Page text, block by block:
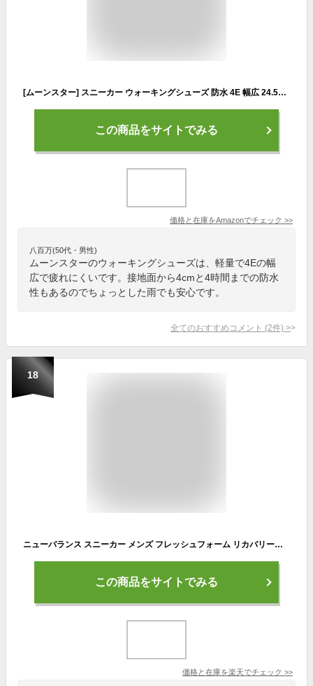
[ムーンスター] スニーカー ウォーキングシューズ 防水 4E 幅広 24.5~30cm SPLT M196 メンズ ブラック 28.0 cm
この商品をサイトでみる
価格と在庫をAmazonでチェック >>
八百万(50代・男性)
ムーンスターのウォーキングシューズは、軽量で4Eの幅
広で疲れにくいです。接地面から4cmと4時間までの防水
性もあるのでちょっとした雨でも安心です。
全てのおすすめコメント (2件) >
18
ニューバランス スニーカー メンズ フレッシュフォーム リカバリースポーツ MCVRY RCVRY new balance FRESH FOAM RCVRY SPORT V4 トレーニング フットケア 洗濯機で丸洗い 洗える スリッポン
この商品をサイトでみる
価格と在庫を楽天でチェック >>